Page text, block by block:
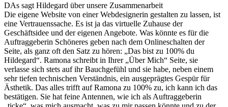
DAs sagt Hildegard über unsere Zusammenarbeit
Die eigene Website von einer Webdesignerin gestalten zu lassen, ist
eine Vertrauenssache. Es ist ja das virtuelle Zuhause der
Geschäftsidee und der eigenen Angebote. Was könnte es für die
Auftraggeberin Schöneres geben nach dem Onlineschalten der
Seite, als ganz oft den Satz zu hören: „Das bist zu 100% du
Hildegard“. Ramona schreibt in Ihrer „Über Mich“ Seite, sie
verlasse sich stets auf ihr Bauchgefühl und sie habe, neben einem
sehr tiefen technischen Verständnis, ein ausgeprägtes Gespür für
Ästhetik. Das alles trifft auf Ramona zu 100% zu, ich kann ich das
bestätigen. Sie hat feine Antennen, wie ich als Auftraggeberin